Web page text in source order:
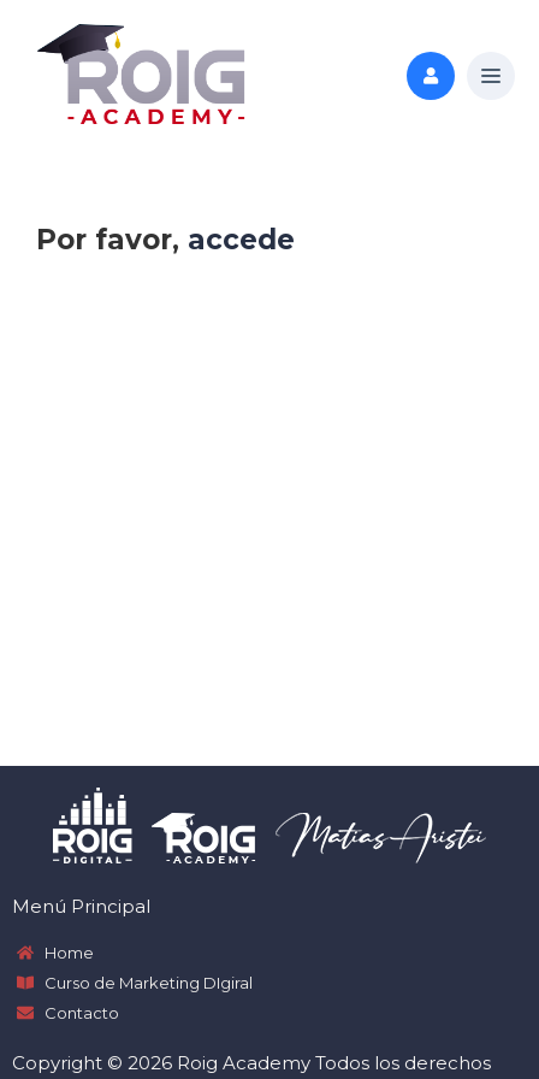
Por favor, accede
Menú Principal
Home
Curso de Marketing DIgiral
Contacto
Copyright © 2026 Roig Academy Todos los derechos